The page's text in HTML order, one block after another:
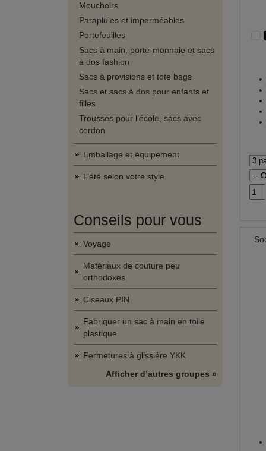
Mouchoirs
Parapluies et imperméables
Portefeuilles
Sacs à main, porte-monnaie et sacs
à dos fashion
Sacs à provisions et tote bags
Sacs et sacs à dos pour enfants et
filles
Trousses pour l’école, sacs avec
cordon
Emballage et équipement
L’été selon votre style
Conseils pour vous
Voyage
Matériaux de couture peu
orthodoxes
Ciseaux PIN
Fabriquer un sac à main en toile
plastique
Fermetures à glissière YKK
Afficher d’autres groupes »